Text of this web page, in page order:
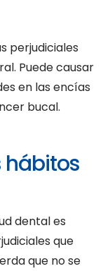
perjudiciales
Puede causar
en las encías
bucal.
hábitos
dental es
que
que no se